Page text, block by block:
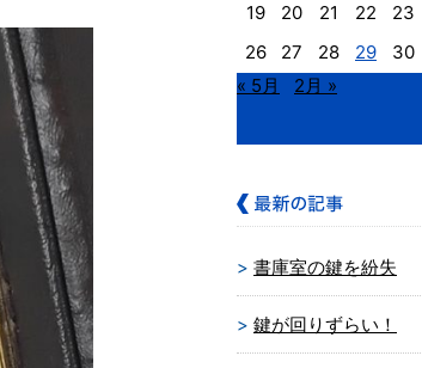
19
20 21 22 23
26
27 28 29
30
« 5月
2月 »
書庫室の鍵を紛失
鍵が回りずらい！